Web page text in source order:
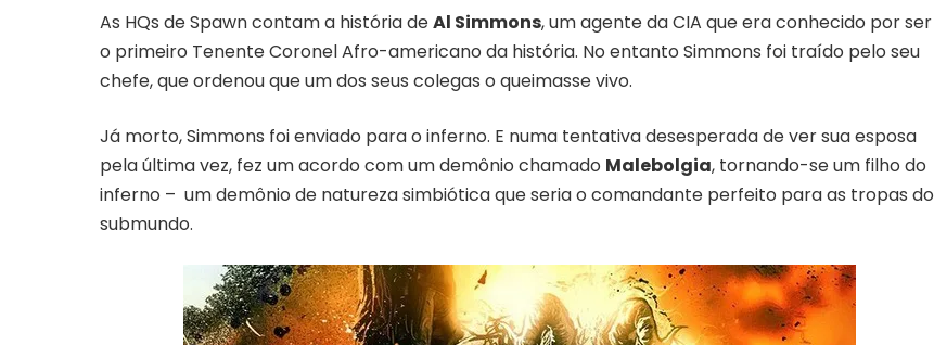
As HQs de Spawn contam a história deAl Simmons, um agente da CIA que era conhecido por ser
o primeiro Tenente Coronel Afro-americano da história. No entanto Simmons foi traído pelo seu
chefe, que ordenou que um dos seus colegas o queimasse vivo.
Já morto, Simmons foi enviado para o inferno. E numa tentativa desesperada de ver sua esposa
pela última vez, fez um acordo com um demônio chamado Malebolgia, tornando-se um filho do
inferno – um demônio de natureza simbiótica que seria o comandante perfeito para as tropas do
submundo.